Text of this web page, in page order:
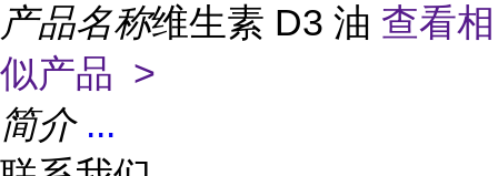
产品名称维生素 D3 油 查看相
似产品 >
简介 ...